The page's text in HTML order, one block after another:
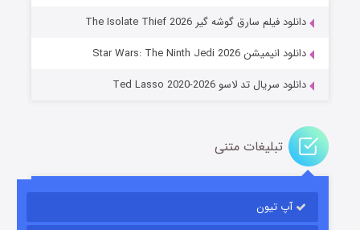
قسمت۱۴ (زیرنویس) منتشر شد
دانلود فیلم سارق گوشه گیر The Isolate Thief 2026
دانلود انیمیشن Star Wars: The Ninth Jedi 2026
دانلود سریال تد لاسو Ted Lasso 2020-2026
تبلیغات متنی
آپ تیون